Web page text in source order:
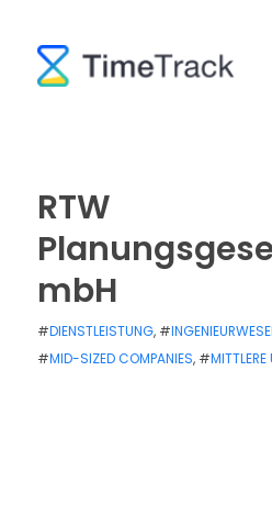
RTW
mbH
#DIENSTLEISTUNG, #
#MID-SIZED COMPANIES, #MITTLERE